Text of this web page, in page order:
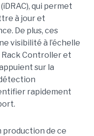
qui permet
à jour et
De plus, ces
visibilité à l’échelle
Controller et
sur la
rapidement
production de ce